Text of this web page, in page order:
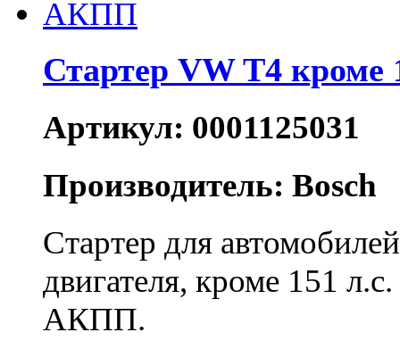
Стартер VW T4
Артикул: 0001125031
Производитель: Bosch
Стартер для
двигателя, кроме 151
АКПП.